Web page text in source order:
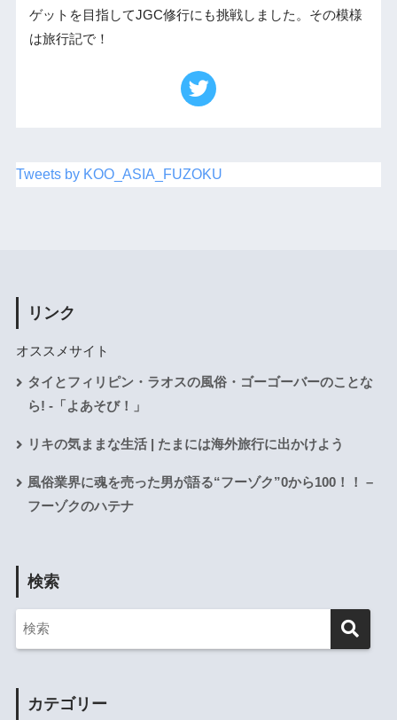
ゲットを目指してJGC修行にも挑戦しました。その模様
は旅行記で！
Tweets by KOO_ASIA_FUZOKU
リンク
オススメサイト
タイとフィリピン・ラオスの風俗・ゴーゴーバーのことな
ら! -「よあそび！」
リキの気ままな生活 | たまには海外旅行に出かけよう
風俗業界に魂を売った男が語る“フーゾク”0から100！！ –
フーゾクのハテナ
検索
カテゴリー